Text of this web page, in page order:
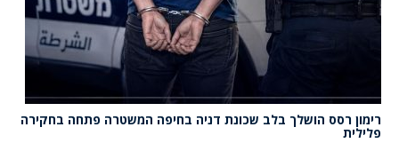
רימון רסס הושלך בלב שכונת דניה בחיפה המשטרה פתחה בחקירה
פלילית